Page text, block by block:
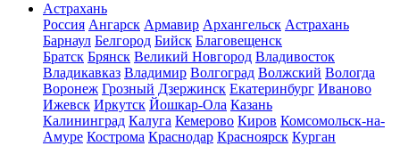
Астрахань
Россия Ангарск Армавир Архангельск Астрахань
Барнаул Белгород Бийск Благовещенск
Братск Брянск Великий Новгород Владивосток
Владикавказ Владимир Волгоград Волжский Вологда
Воронеж Грозный Дзержинск Екатеринбург Иваново
Ижевск Иркутск Йошкар-Ола Казань
Калининград Калуга Кемерово Киров Комсомольск-на-
Амуре Кострома Краснодар Красноярск Курган